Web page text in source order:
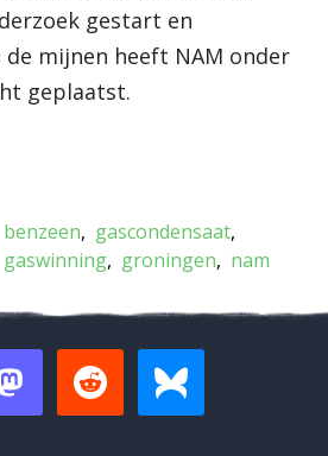
gestart en
mijnen heeft NAM onder
geplaatst.
benzeen
gascondensaat
gaswinning groningen nam